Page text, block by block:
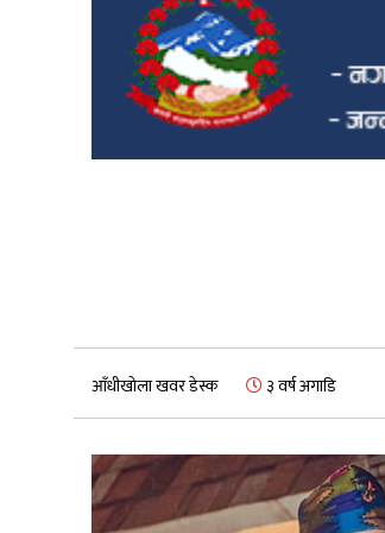
आँधीखोला खवर डेस्क ३ वर्ष अगाडि